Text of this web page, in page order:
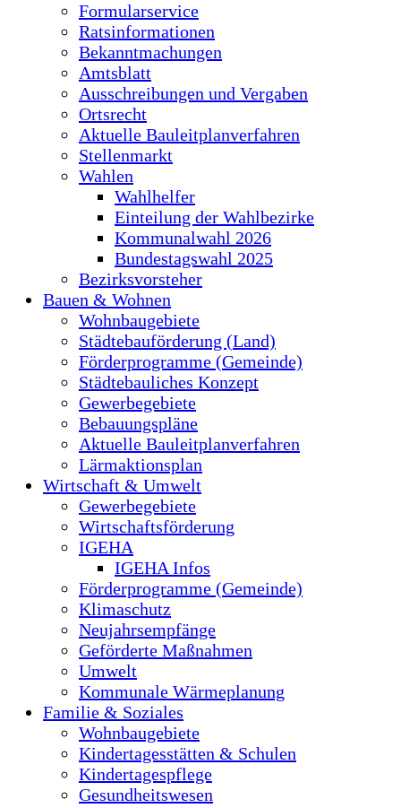
Formularservice
Ratsinformationen
Bekanntmachungen
Amtsblatt
Ausschreibungen und Vergaben
Ortsrecht
Aktuelle Bauleitplanverfahren
Stellenmarkt
Wahlen
Wahlhelfer
Einteilung der Wahlbezirke
Kommunalwahl 2026
Bundestagswahl 2025
Bezirksvorsteher
Bauen & Wohnen
Wohnbaugebiete
Städtebauförderung (Land)
Förderprogramme (Gemeinde)
Städtebauliches Konzept
Gewerbegebiete
Bebauungspläne
Aktuelle Bauleitplanverfahren
Lärmaktionsplan
Wirtschaft & Umwelt
Gewerbegebiete
Wirtschaftsförderung
IGEHA
IGEHA Infos
Förderprogramme (Gemeinde)
Klimaschutz
Neujahrsempfänge
Geförderte Maßnahmen
Umwelt
Kommunale Wärmeplanung
Familie & Soziales
Wohnbaugebiete
Kindertagesstätten & Schulen
Kindertagespflege
Gesundheitswesen